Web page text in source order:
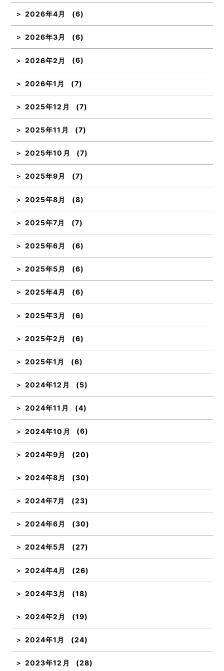
2026年4月 (6)
2026年3月 (6)
2026年2月 (6)
2026年1月 (7)
2025年12月 (7)
2025年11月 (7)
2025年10月 (7)
2025年9月 (7)
2025年8月 (8)
2025年7月 (7)
2025年6月 (6)
2025年5月 (6)
2025年4月 (6)
2025年3月 (6)
2025年2月 (6)
2025年1月 (6)
2024年12月 (5)
2024年11月 (4)
2024年10月 (6)
2024年9月 (20)
2024年8月 (30)
2024年7月 (23)
2024年6月 (30)
2024年5月 (27)
2024年4月 (26)
2024年3月 (18)
2024年2月 (19)
2024年1月 (24)
2023年12月 (28)